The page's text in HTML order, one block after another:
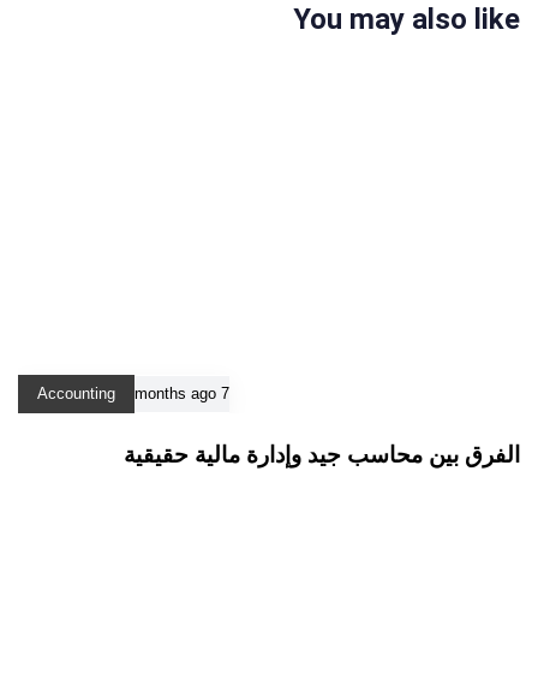
You may also like
7 months ago
Accounting
الفرق بين محاسب جيد وإدارة مالية حقيقية